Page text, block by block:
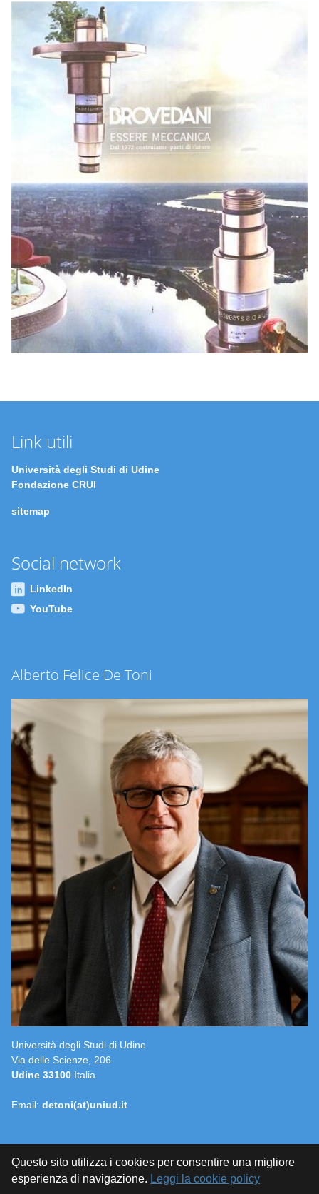
Questo sito utilizza i cookies per consentire una migliore
esperienza di navigazione. Leggi la cookie policy
Link utili
Università degli Studi di Udine
Fondazione CRUI
sitemap
Social network
LinkedIn
YouTube
Alberto Felice De Toni
Università degli Studi di Udine
Via delle Scienze, 206
Udine 33100 Italia
Email: detoni(at)uniud.it